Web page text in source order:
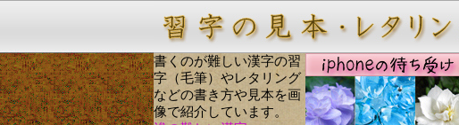
書くのが難しい漢字の習
字（毛筆）やレタリング
などの書き方や見本を画
像で紹介しています。